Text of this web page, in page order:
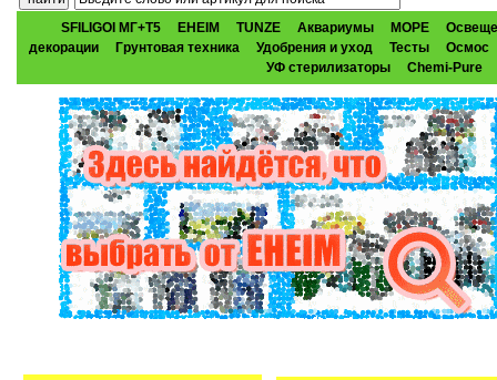
SFILIGOI МГ+Т5 EHEIM TUNZE Аквариумы МОРЕ
декорации
Грунтовая техника Удобрения и уход Тесты
Осмос
УФ стерилизаторы
Chemi-Pure